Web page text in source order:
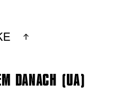
DANACH (UA)